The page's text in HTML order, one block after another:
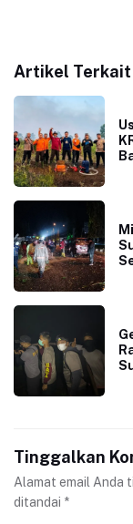
Artikel Terkait
Tinggalkan
Alamat email Anda
ditandai *